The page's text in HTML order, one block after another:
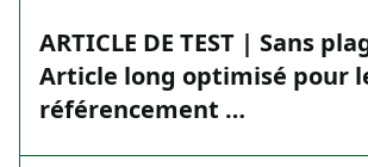
ARTICLE DE TEST | Sans
Article long optimisé pour
référencement …